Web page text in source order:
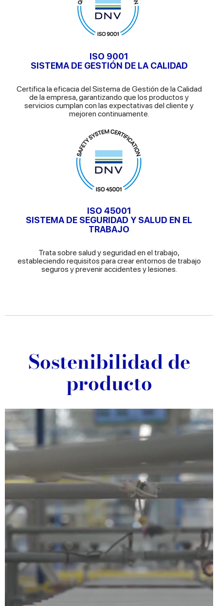
ISO 9001
SISTEMA DE GESTIÓN DE LA CALIDAD
Certifica la eficacia del Sistema de Gestión de la Calidad
de la empresa, garantizando que los productos y
servicios cumplan con las expectativas del cliente y
mejoren continuamente.
ISO 45001
SISTEMA DE SEGURIDAD Y SALUD EN EL
TRABAJO
Trata sobre salud y seguridad en el trabajo,
estableciendo requisitos para crear entornos de trabajo
seguros y prevenir accidentes y lesiones.
Sostenibilidad de
producto